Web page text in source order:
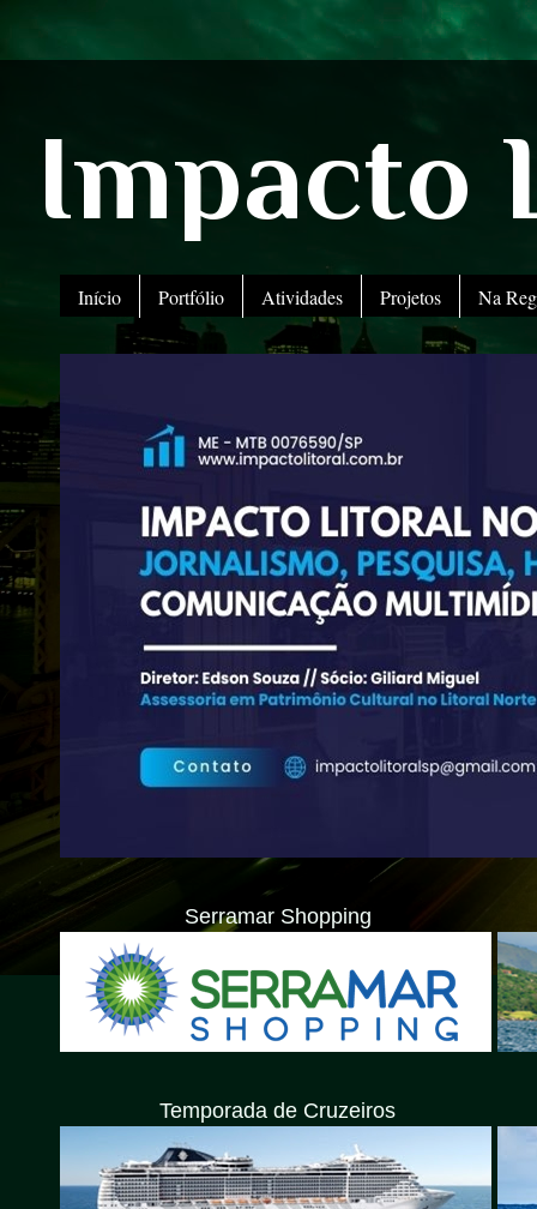
Impacto
Início Portfólio Atividades Projetos Na
Serramar Shopping
Temporada de Cruzeiros